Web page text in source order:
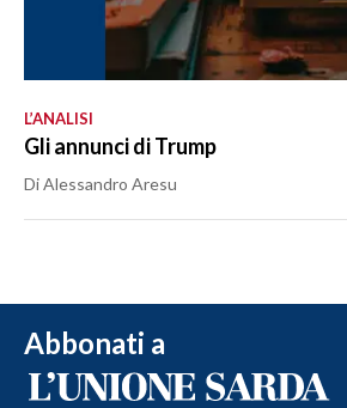
L’ANALISI
Gli annunci di Trump
Di Alessandro Aresu
Abbonati a